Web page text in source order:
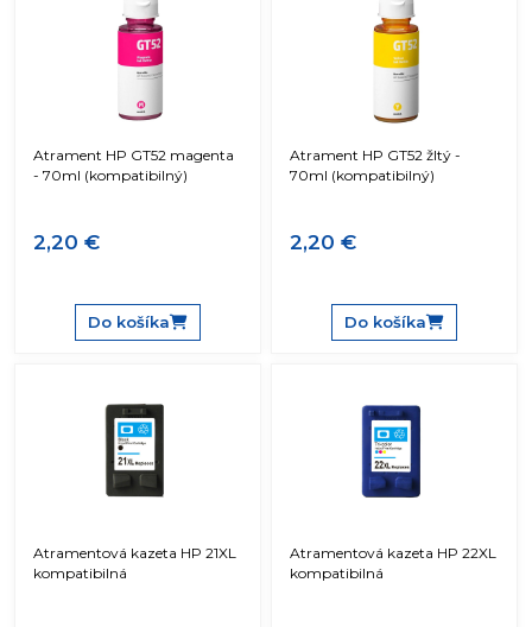
Atrament HP GT52 magenta
- 70ml (kompatibilný)
2,20 €
Do košíka
Atrament HP GT52 žltý -
70ml (kompatibilný)
2,20 €
Do košíka
Atramentová kazeta HP 21XL
kompatibilná
Atramentová kazeta HP 22XL
kompatibilná